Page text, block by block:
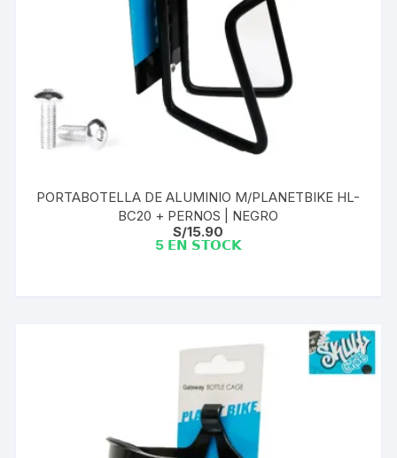
PORTABOTELLA DE ALUMINIO M/PLANETBIKE HL-
BC20 + PERNOS | NEGRO
S/15.90
5 𝗘𝗡 𝗦𝗧𝗢𝗖𝗞